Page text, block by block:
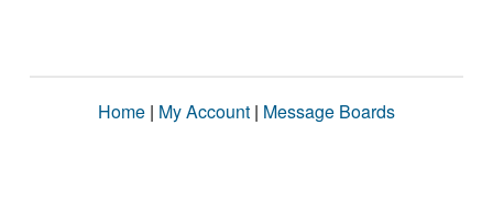
Home | My Account | Message Boards